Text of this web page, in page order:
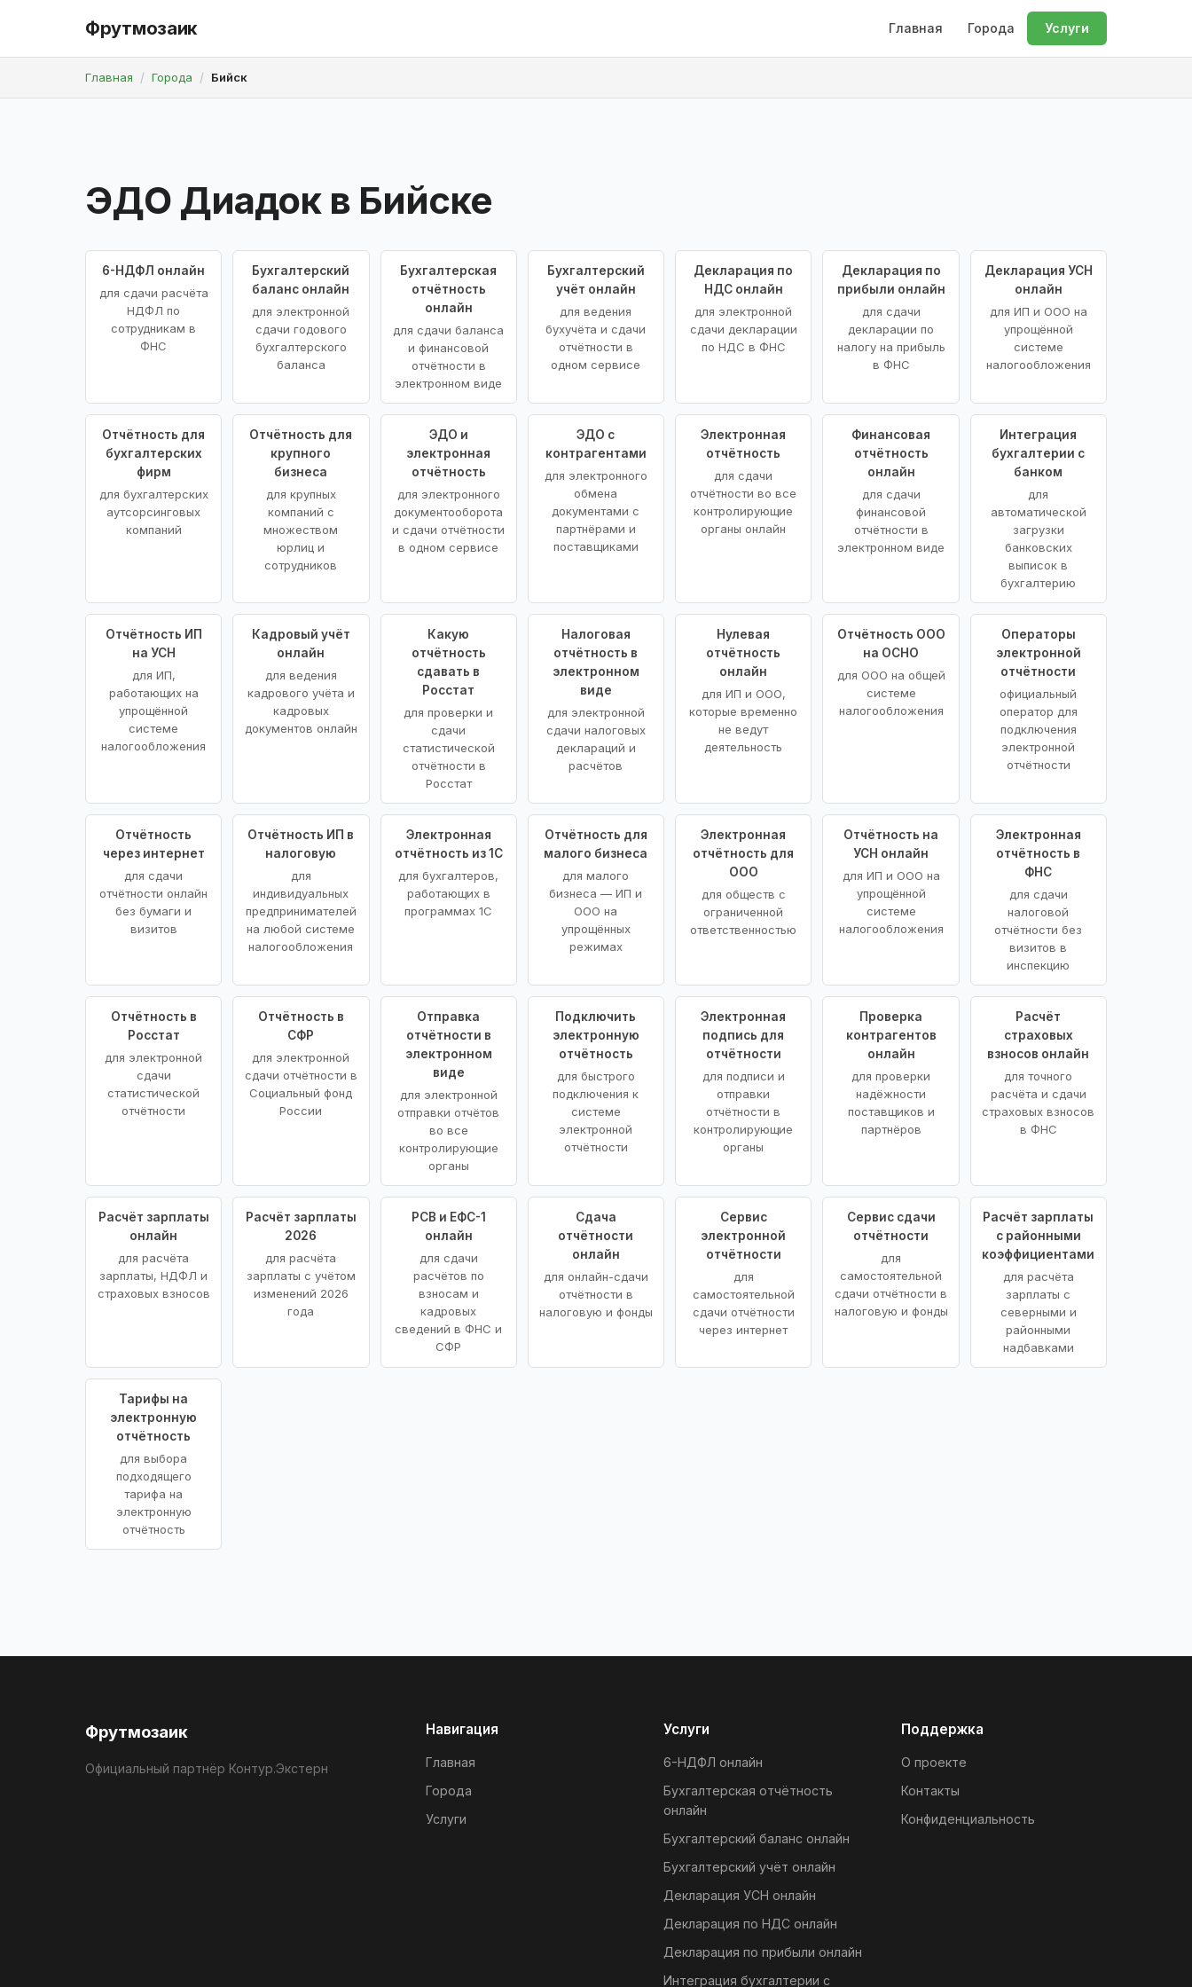
Фрутмозаик Главная Города Услуги
Главная Города Бийск
ЭДО Диадок в Бийске
6-НДФЛ онлайн
для сдачи расчёта
НДФЛ по
сотрудникам в
ФНС
Бухгалтерский
баланс онлайн
для электронной
сдачи годового
бухгалтерского
баланса
Бухгалтерская
отчётность
онлайн
для сдачи баланса
и финансовой
отчётности в
электронном виде
Бухгалтерский
учёт онлайн
для ведения
бухучёта и сдачи
отчётности в
одном сервисе
Декларация по
НДС онлайн
для электронной
сдачи декларации
по НДС в ФНС
Декларация по
прибыли онлайн
для сдачи
декларации по
налогу на прибыль
в ФНС
Декларация УСН
онлайн
для ИП и ООО на
упрощённой
системе
налогообложения
Отчётность для
бухгалтерских
фирм
для бухгалтерских
аутсорсинговых
компаний
Отчётность для
крупного
бизнеса
для крупных
компаний с
множеством
юрлиц и
сотрудников
ЭДО и
электронная
отчётность
для электронного
документооборота
и сдачи отчётности
в одном сервисе
ЭДО с
контрагентами
для электронного
обмена
документами с
партнёрами и
поставщиками
Электронная
отчётность
для сдачи
отчётности во все
контролирующие
органы онлайн
Финансовая
отчётность
онлайн
для сдачи
финансовой
отчётности в
электронном виде
Интеграция
бухгалтерии с
банком
для
автоматической
загрузки
банковских
выписок в
бухгалтерию
Отчётность ИП
на УСН
для ИП,
работающих на
упрощённой
системе
налогообложения
Кадровый учёт
онлайн
для ведения
кадрового учёта и
кадровых
документов онлайн
Какую
отчётность
сдавать в
Росстат
для проверки и
сдачи
статистической
отчётности в
Росстат
Налоговая
отчётность в
электронном
виде
для электронной
сдачи налоговых
деклараций и
расчётов
Нулевая
отчётность
онлайн
для ИП и ООО,
которые временно
не ведут
деятельность
Отчётность ООО
на ОСНО
для ООО на общей
системе
налогообложения
Операторы
электронной
отчётности
официальный
оператор для
подключения
электронной
отчётности
Отчётность
через интернет
для сдачи
отчётности онлайн
без бумаги и
визитов
Отчётность ИП в
налоговую
для
индивидуальных
предпринимателей
на любой системе
налогообложения
Электронная
отчётность из 1С
для бухгалтеров,
работающих в
программах 1С
Отчётность для
малого бизнеса
для малого
бизнеса — ИП и
ООО на
упрощённых
режимах
Электронная
отчётность для
ООО
для обществ с
ограниченной
ответственностью
Отчётность на
УСН онлайн
для ИП и ООО на
упрощённой
системе
налогообложения
Электронная
отчётность в
ФНС
для сдачи
налоговой
отчётности без
визитов в
инспекцию
Отчётность в
Росстат
для электронной
сдачи
статистической
отчётности
Отчётность в
СФР
для электронной
сдачи отчётности в
Социальный фонд
России
Отправка
отчётности в
электронном
виде
для электронной
отправки отчётов
во все
контролирующие
органы
Подключить
электронную
отчётность
для быстрого
подключения к
системе
электронной
отчётности
Электронная
подпись для
отчётности
для подписи и
отправки
отчётности в
контролирующие
органы
Проверка
контрагентов
онлайн
для проверки
надёжности
поставщиков и
партнёров
Расчёт
страховых
взносов онлайн
для точного
расчёта и сдачи
страховых взносов
в ФНС
Расчёт зарплаты
онлайн
для расчёта
зарплаты, НДФЛ и
страховых взносов
Расчёт зарплаты
2026
для расчёта
зарплаты с учётом
изменений 2026
года
РСВ и ЕФС-1
онлайн
для сдачи
расчётов по
взносам и
кадровых
сведений в ФНС и
СФР
Сдача
отчётности
онлайн
для онлайн-сдачи
отчётности в
налоговую и фонды
Сервис
электронной
отчётности
для
самостоятельной
сдачи отчётности
через интернет
Сервис сдачи
отчётности
для
самостоятельной
сдачи отчётности в
налоговую и фонды
Расчёт зарплаты
с районными
коэффициентами
для расчёта
зарплаты с
северными и
районными
надбавками
Тарифы на
электронную
отчётность
для выбора
подходящего
тарифа на
электронную
отчётность
Фрутмозаик
Официальный партнёр Контур.Экстерн
Навигация
Главная
Города
Услуги
Услуги
6-НДФЛ онлайн
Бухгалтерская отчётность
онлайн
Бухгалтерский баланс онлайн
Бухгалтерский учёт онлайн
Декларация УСН онлайн
Декларация по НДС онлайн
Декларация по прибыли онлайн
Интеграция бухгалтерии с
Поддержка
О проекте
Контакты
Конфиденциальность